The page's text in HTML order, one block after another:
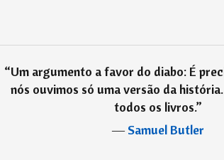
“Um argumento a favor do diabo: É
nós ouvimos só uma versão da
todos os livros.”
―Samuel Butler